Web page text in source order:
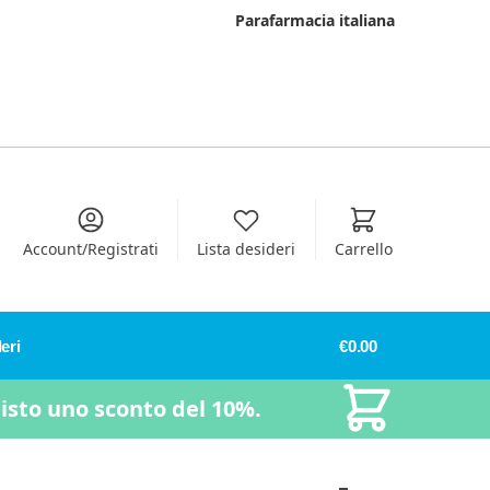
Parafarmacia italiana
Account/Registrati Lista desideri Carrello
€0.00
uno sconto del 10%.